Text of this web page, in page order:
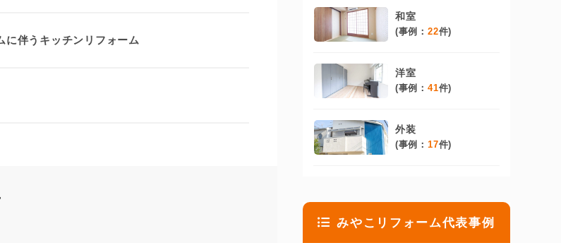
に伴うキッチンリフォーム
和室
(事例： 22件)
洋室
(事例： 41件)
外装
(事例： 17件)
みやこリフォーム代表事例